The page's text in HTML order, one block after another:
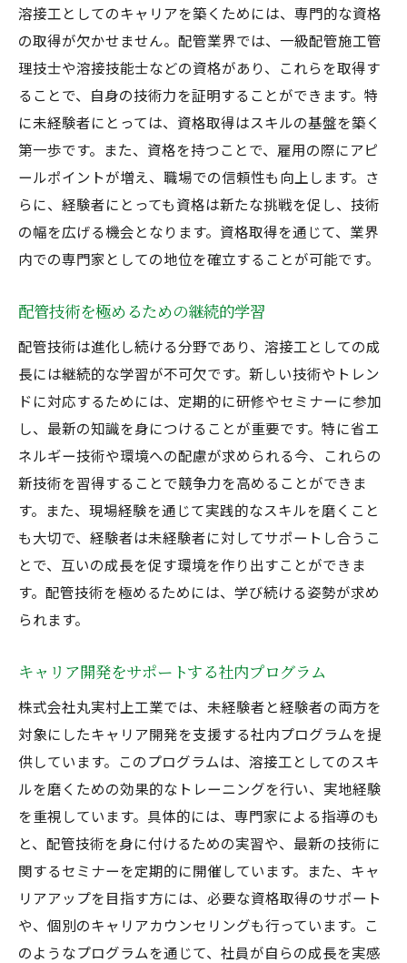
溶接工としてのキャリアを築くためには、専門的な資格
の取得が欠かせません。配管業界では、一級配管施工管
理技士や溶接技能士などの資格があり、これらを取得す
ることで、自身の技術力を証明することができます。特
に未経験者にとっては、資格取得はスキルの基盤を築く
第一歩です。また、資格を持つことで、雇用の際にアピ
ールポイントが増え、職場での信頼性も向上します。さ
らに、経験者にとっても資格は新たな挑戦を促し、技術
の幅を広げる機会となります。資格取得を通じて、業界
内での専門家としての地位を確立することが可能です。
配管技術を極めるための継続的学習
配管技術は進化し続ける分野であり、溶接工としての成
長には継続的な学習が不可欠です。新しい技術やトレン
ドに対応するためには、定期的に研修やセミナーに参加
し、最新の知識を身につけることが重要です。特に省エ
ネルギー技術や環境への配慮が求められる今、これらの
新技術を習得することで競争力を高めることができま
す。また、現場経験を通じて実践的なスキルを磨くこと
も大切で、経験者は未経験者に対してサポートし合うこ
とで、互いの成長を促す環境を作り出すことができま
す。配管技術を極めるためには、学び続ける姿勢が求め
られます。
キャリア開発をサポートする社内プログラム
株式会社丸実村上工業では、未経験者と経験者の両方を
対象にしたキャリア開発を支援する社内プログラムを提
供しています。このプログラムは、溶接工としてのスキ
ルを磨くための効果的なトレーニングを行い、実地経験
を重視しています。具体的には、専門家による指導のも
と、配管技術を身に付けるための実習や、最新の技術に
関するセミナーを定期的に開催しています。また、キャ
リアアップを目指す方には、必要な資格取得のサポート
や、個別のキャリアカウンセリングも行っています。こ
のようなプログラムを通じて、社員が自らの成長を実感